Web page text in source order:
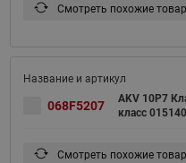
Смотреть похожие
068F5207
AKV 10P7
класс
Смотреть похожие